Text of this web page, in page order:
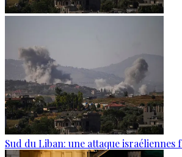
Sud du Liban: une attaque